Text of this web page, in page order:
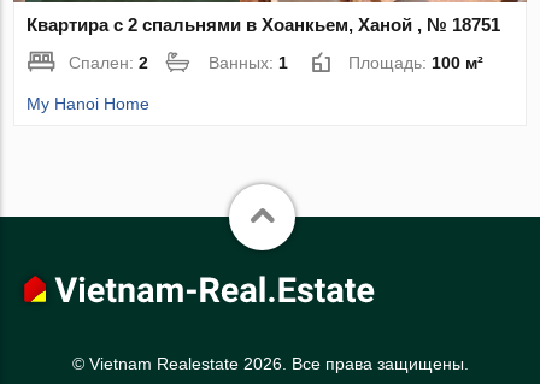
Квартира с 2 спальнями в Хоанкьем, Ханой , № 18751
Спален:2 Ванных: 1 Площадь: 100 м²
My Hanoi Home
© Vietnam Realestate 2026. Все права защищены.